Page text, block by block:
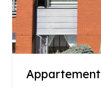
Appartement